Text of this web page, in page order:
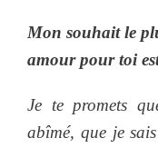
Mon souhait le
amour pour toi
Je te promets
abîmé, que je